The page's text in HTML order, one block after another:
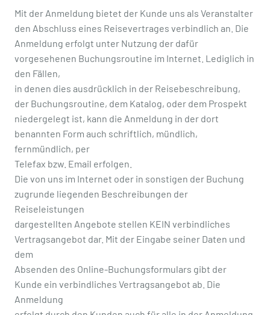
Mit der Anmeldung bietet der Kunde uns als Veranstalter
den Abschluss eines Reisevertrages verbindlich an. Die
Anmeldung erfolgt unter Nutzung der dafür
vorgesehenen Buchungsroutine im Internet. Lediglich in
den Fällen,
in denen dies ausdrücklich in der Reisebeschreibung,
der Buchungsroutine, dem Katalog, oder dem Prospekt
niedergelegt ist, kann die Anmeldung in der dort
benannten Form auch schriftlich, mündlich,
fernmündlich, per
Telefax bzw. Email erfolgen.
Die von uns im Internet oder in sonstigen der Buchung
zugrunde liegenden Beschreibungen der
Reiseleistungen
dargestellten Angebote stellen KEIN verbindliches
Vertragsangebot dar. Mit der Eingabe seiner Daten und
dem
Absenden des Online-Buchungsformulars gibt der
Kunde ein verbindliches Vertragsangebot ab. Die
Anmeldung